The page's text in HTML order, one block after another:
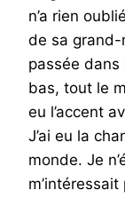
n’a rien
de sa grand-
passée dans
bas, tout le
eu l’accent
J’ai eu la
monde. Je